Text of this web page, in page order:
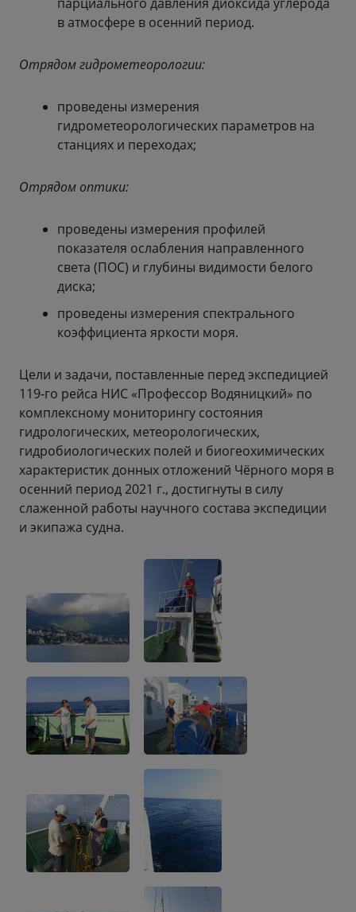
в атмосфере в осенний период.
Отрядом гидрометеорологии:
проведены измерения
гидрометеорологических параметров на
станциях и переходах;
Отрядом оптики:
проведены измерения профилей
показателя ослабления направленного
света (ПОС) и глубины видимости белого
диска;
проведены измерения спектрального
коэффициента яркости моря.
Цели и задачи, поставленные перед экспедицией
119-го рейса НИС «Профессор Водяницкий» по
комплексному мониторингу состояния
гидрологических, метеорологических,
гидробиологических полей и биогеохимических
характеристик донных отложений Чёрного моря в
осенний период 2021 г., достигнуты в силу
слаженной работы научного состава экспедиции
и экипажа судна.